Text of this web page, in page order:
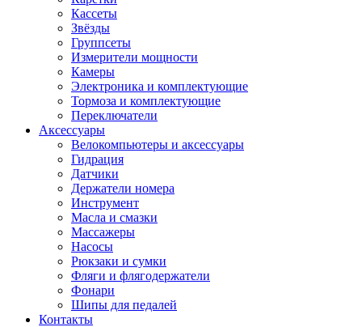
Кассеты
Звёзды
Группсеты
Измерители мощности
Камеры
Электроника и комплектующие
Тормоза и комплектующие
Переключатели
Аксессуары
Велокомпьютеры и аксессуары
Гидрация
Датчики
Держатели номера
Инструмент
Масла и смазки
Массажеры
Насосы
Рюкзаки и сумки
Фляги и флягодержатели
Фонари
Шипы для педалей
Контакты